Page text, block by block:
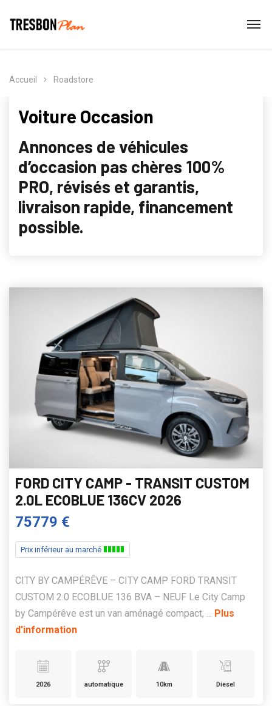
Accueil Roadstore
Voiture Occasion
Annonces de véhicules
d’occasion pas chères 100%
PRO, révisés et garantis,
livraison rapide, financement
possible.
FORD CITY CAMP - TRANSIT CUSTOM
2.0L ECOBLUE 136CV 2026
75779 €
Prix inférieur au marché
CITY BY CAMPÉRÊVE – CITY CAMP FORD TRANSIT
CUSTOM 2.0 ECOBLUE 136 BVA – NEUF Le City Camp
by Campérêve est un van aménagé compact, ... Plus
d'information
2026 automatique 10km Diesel